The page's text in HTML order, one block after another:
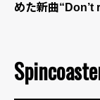
めた新曲“Don’t